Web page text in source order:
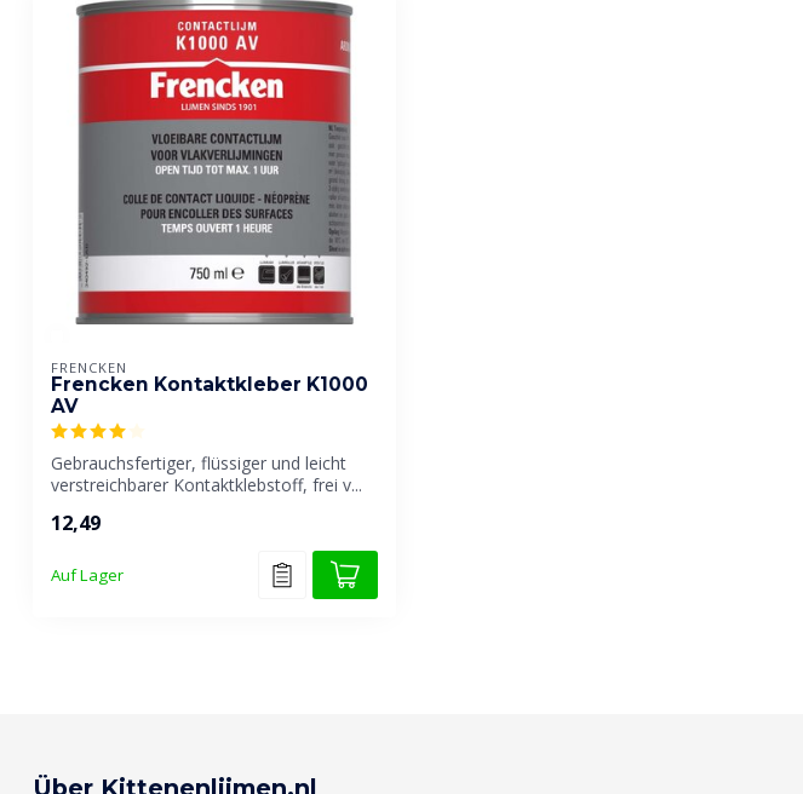
Geplaatst op 18 Februar 2023 at 17:35
Hele goede contactlijm om kurk mee te plaatsen
FRENCKEN
Frencken Kontaktkleber K1000
AV
Gebrauchsfertiger, flüssiger und leicht
verstreichbarer Kontaktklebstoff, frei v...
12,49
Auf Lager
Über Kittenenlijmen.nl